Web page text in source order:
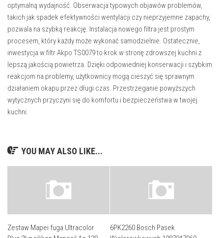
optymalną wydajność. Obserwacja typowych objawów problemów,
takich jak spadek efektywności wentylacji czy nieprzyjemne zapachy,
pozwala na szybką reakcję. Instalacja nowego filtra jest prostym
procesem, który każdy może wykonać samodzielnie. Ostatecznie,
inwestycja w filtr Akpo TS0079 to krok w stronę zdrowszej kuchni z
lepszą jakością powietrza. Dzięki odpowiedniej konserwacji i szybkim
reakcjom na problemy, użytkownicy mogą cieszyć się sprawnym
działaniem okapu przez długi czas. Przestrzeganie powyższych
wytycznych przyczyni się do komfortu i bezpieczeństwa w twojej
kuchni.
YOU MAY ALSO LIKE...
Zestaw Mapei fuga Ultracolor
6PK2260 Bosch Pasek